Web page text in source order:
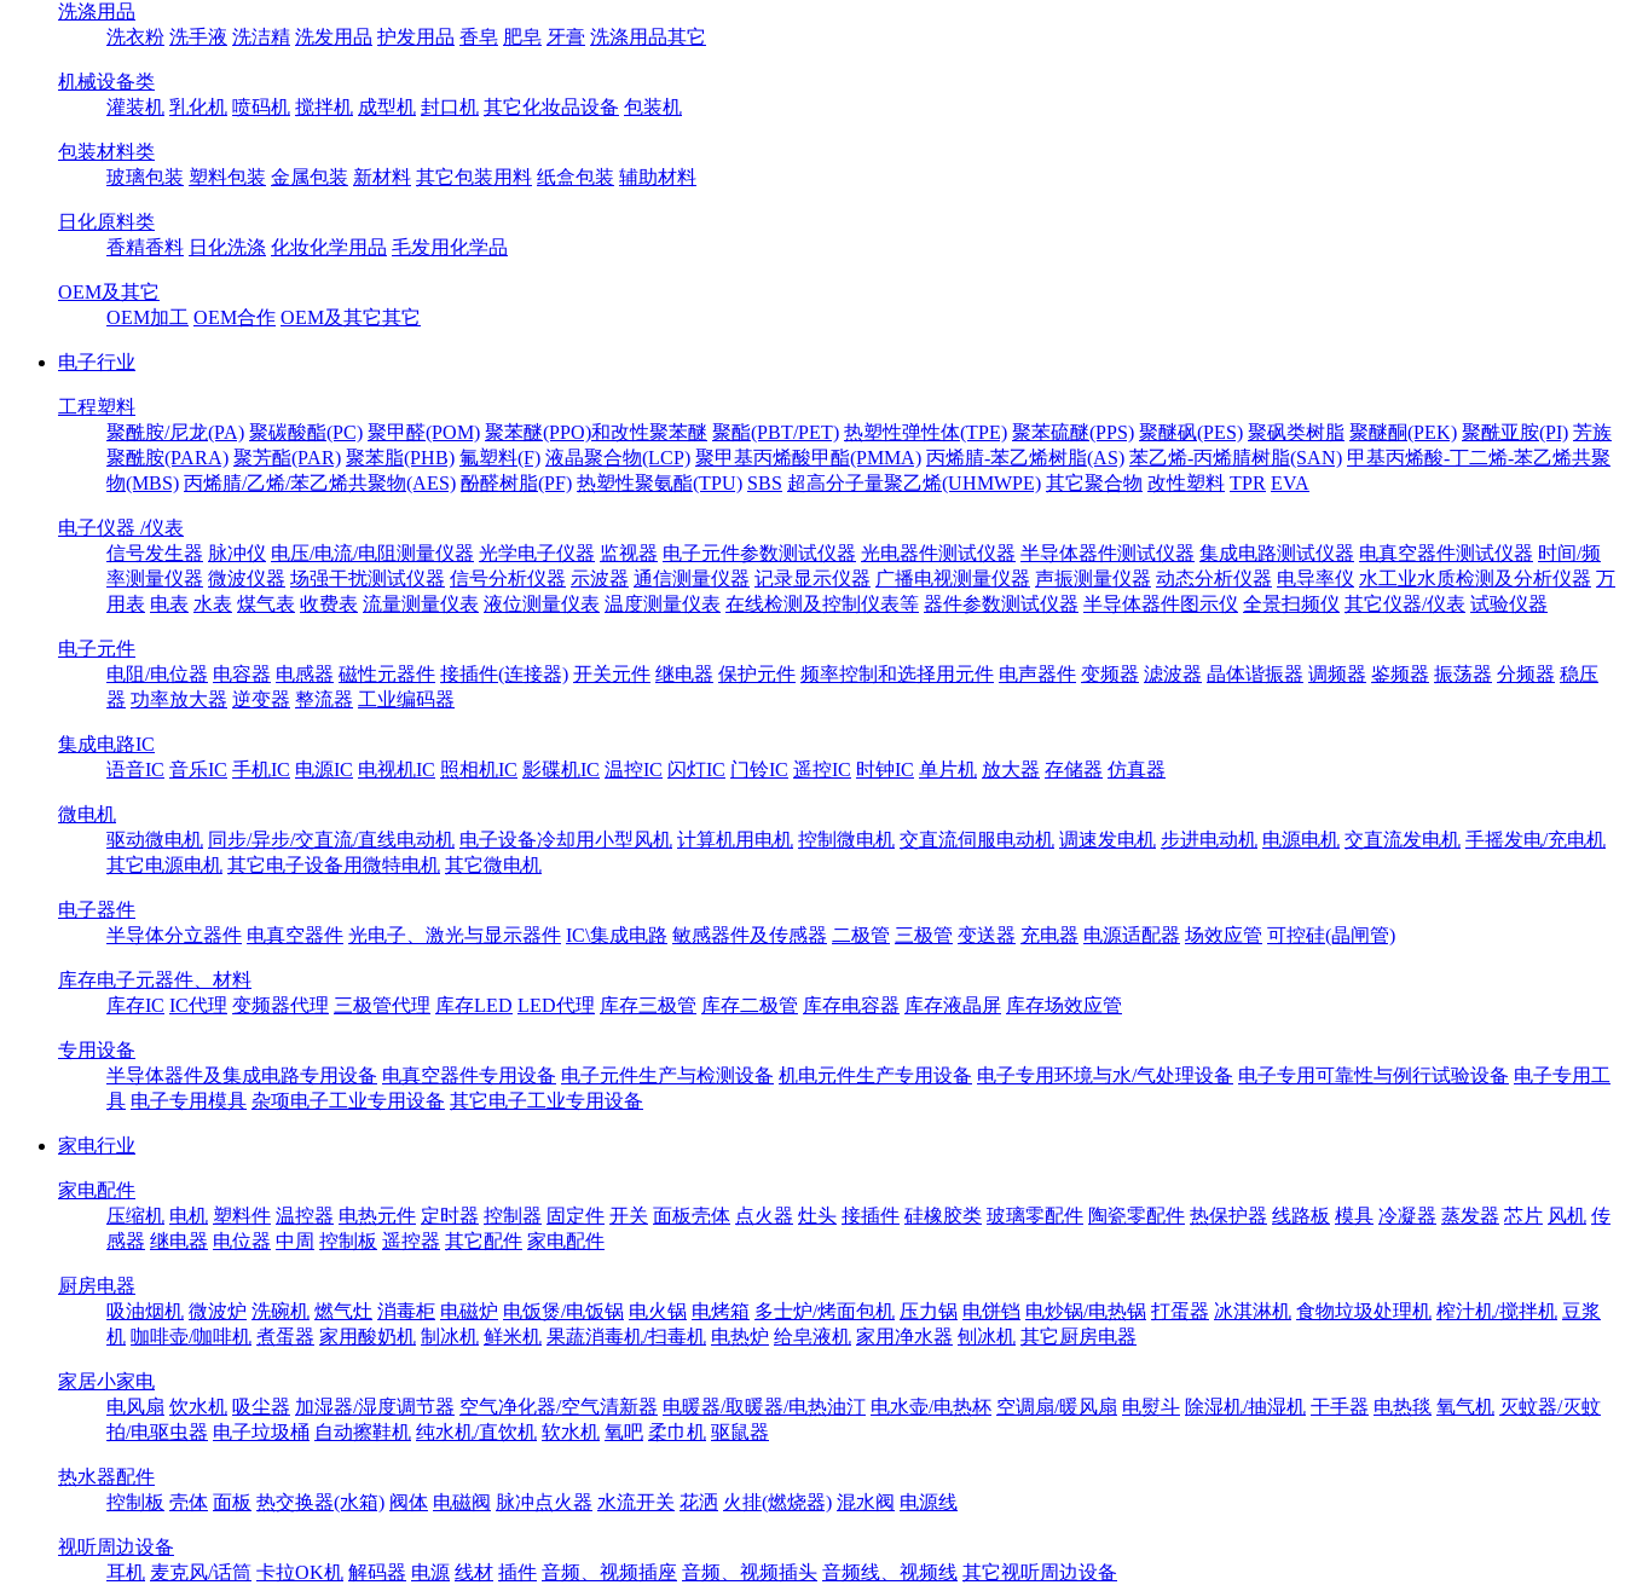
洗涤用品
洗衣粉 洗手液 洗洁精 洗发用品 护发用品 香皂 肥皂 牙膏 洗涤用品其它
机械设备类
灌装机 乳化机 喷码机 搅拌机 成型机 封口机 其它化妆品设备 包装机
包装材料类
玻璃包装 塑料包装 金属包装 新材料 其它包装用料 纸盒包装 辅助材料
日化原料类
香精香料 日化洗涤 化妆化学用品 毛发用化学品
OEM及其它
OEM加工 OEM合作 OEM及其它其它
电子行业
工程塑料
聚酰胺/尼龙(PA) 聚碳酸酯(PC) 聚甲醛(POM) 聚苯醚(PPO)和改性聚苯醚 聚酯(PBT/PET) 热塑性弹性体(TPE) 聚苯硫醚(PPS) 聚醚砜(PES) 聚砜类树脂 聚醚酮(PEK) 聚酰亚胺(PI) 芳族
聚酰胺(PARA) 聚芳酯(PAR) 聚苯脂(PHB) 氟塑料(F) 液晶聚合物(LCP) 聚甲基丙烯酸甲酯(PMMA) 丙烯腈-苯乙烯树脂(AS) 苯乙烯-丙烯腈树脂(SAN) 甲基丙烯酸-丁二烯-苯乙烯共聚
物(MBS) 丙烯腈/乙烯/苯乙烯共聚物(AES) 酚醛树脂(PF) 热塑性聚氨酯(TPU) SBS 超高分子量聚乙烯(UHMWPE) 其它聚合物 改性塑料 TPR EVA
电子仪器 /仪表
信号发生器 脉冲仪 电压/电流/电阻测量仪器 光学电子仪器 监视器 电子元件参数测试仪器 光电器件测试仪器 半导体器件测试仪器 集成电路测试仪器 电真空器件测试仪器 时间/频
率测量仪器 微波仪器 场强干扰测试仪器 信号分析仪器 示波器 通信测量仪器 记录显示仪器 广播电视测量仪器 声振测量仪器 动态分析仪器 电导率仪 水工业水质检测及分析仪器 万
用表 电表 水表 煤气表 收费表 流量测量仪表 液位测量仪表 温度测量仪表 在线检测及控制仪表等 器件参数测试仪器 半导体器件图示仪 全景扫频仪 其它仪器/仪表 试验仪器
电子元件
电阻/电位器 电容器 电感器 磁性元器件 接插件(连接器) 开关元件 继电器 保护元件 频率控制和选择用元件 电声器件 变频器 滤波器 晶体谐振器 调频器 鉴频器 振荡器 分频器 稳压
器 功率放大器 逆变器 整流器 工业编码器
集成电路IC
语音IC 音乐IC 手机IC 电源IC 电视机IC 照相机IC 影碟机IC 温控IC 闪灯IC 门铃IC 遥控IC 时钟IC 单片机 放大器 存储器 仿真器
微电机
驱动微电机 同步/异步/交直流/直线电动机 电子设备冷却用小型风机 计算机用电机 控制微电机 交直流伺服电动机 调速发电机 步进电动机 电源电机 交直流发电机 手摇发电/充电机
其它电源电机 其它电子设备用微特电机 其它微电机
电子器件
半导体分立器件 电真空器件 光电子、激光与显示器件 IC\集成电路 敏感器件及传感器 二极管 三极管 变送器 充电器 电源适配器 场效应管 可控硅(晶闸管)
库存电子元器件、材料
库存IC IC代理 变频器代理 三极管代理 库存LED LED代理 库存三极管 库存二极管 库存电容器 库存液晶屏 库存场效应管
专用设备
半导体器件及集成电路专用设备 电真空器件专用设备 电子元件生产与检测设备 机电元件生产专用设备 电子专用环境与水/气处理设备 电子专用可靠性与例行试验设备 电子专用工
具 电子专用模具 杂项电子工业专用设备 其它电子工业专用设备
家电行业
家电配件
压缩机 电机 塑料件 温控器 电热元件 定时器 控制器 固定件 开关 面板壳体 点火器 灶头 接插件 硅橡胶类 玻璃零配件 陶瓷零配件 热保护器 线路板 模具 冷凝器 蒸发器 芯片 风机 传
感器 继电器 电位器 中周 控制板 遥控器 其它配件 家电配件
厨房电器
吸油烟机 微波炉 洗碗机 燃气灶 消毒柜 电磁炉 电饭煲/电饭锅 电火锅 电烤箱 多士炉/烤面包机 压力锅 电饼铛 电炒锅/电热锅 打蛋器 冰淇淋机 食物垃圾处理机 榨汁机/搅拌机 豆浆
机 咖啡壶/咖啡机 煮蛋器 家用酸奶机 制冰机 鲜米机 果蔬消毒机/扫毒机 电热炉 给皂液机 家用净水器 刨冰机 其它厨房电器
家居小家电
电风扇 饮水机 吸尘器 加湿器/湿度调节器 空气净化器/空气清新器 电暖器/取暖器/电热油汀 电水壶/电热杯 空调扇/暖风扇 电熨斗 除湿机/抽湿机 干手器 电热毯 氧气机 灭蚊器/灭蚊
拍/电驱虫器 电子垃圾桶 自动擦鞋机 纯水机/直饮机 软水机 氧吧 柔巾机 驱鼠器
热水器配件
控制板 壳体 面板 热交换器(水箱) 阀体 电磁阀 脉冲点火器 水流开关 花洒 火排(燃烧器) 混水阀 电源线
视听周边设备
耳机 麦克风/话筒 卡拉OK机 解码器 电源 线材 插件 音频、视频插座 音频、视频插头 音频线、视频线 其它视听周边设备